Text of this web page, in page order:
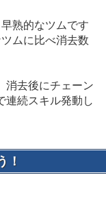
熟的なツムです
ムに比べ消去数
消去後にチェーン
連続スキル発動し
！